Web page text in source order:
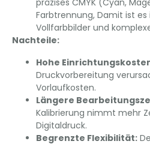
Farbtrennung, Damit ist
Vollfarbbilder und
Nachteile:
Hohe
Druckvorbereitung
Vorlaufkosten.
Längere
Kalibrierung nimmt mehr
Digitaldruck.
Begrenzte Flexibilität: